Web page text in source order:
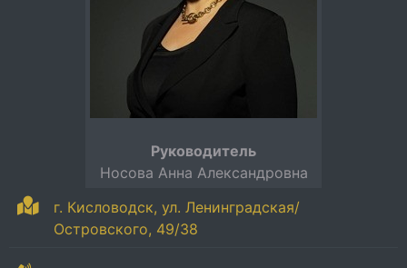
г. Кисловодск, ул. Ленинградская/
Островского, 49/38
Руководитель
Носова Анна Александровна